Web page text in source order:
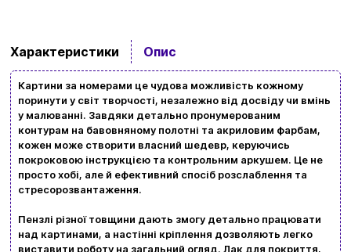
Характеристики Опис
Картини за номерами це чудова можливість кожному
поринути у світ творчості, незалежно від досвіду чи вмінь
у малюванні. Завдяки детально пронумерованим
контурам на бавовняному полотні та акриловим фарбам,
кожен може створити власний шедевр, керуючись
покроковою інструкцією та контрольним аркушем. Це не
просто хобі, але й ефективний спосіб розслаблення та
стресорозвантаження.
Пензлі різної товщини дають змогу детально працювати
над картинами, а настінні кріплення дозволяють легко
виставити роботу на загальний огляд. Лак для покриття,
Вхід Реєстрація
Бренди